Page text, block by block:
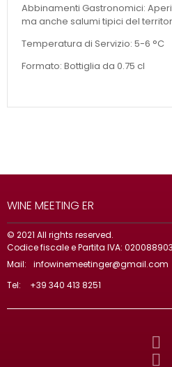
Abbinamenti Gastronomici:
ma anche salumi tipici del
Temperatura di Servizio: 5-6 °C
Formato: Bottiglia da 0.75 cl
WINE MEETING ER
© 2021 All rights reserved.
Codice fiscale e Partita IVA:
Mail:
infowinemeetinger@gmail.com
Tel:
+39 340 413 8251